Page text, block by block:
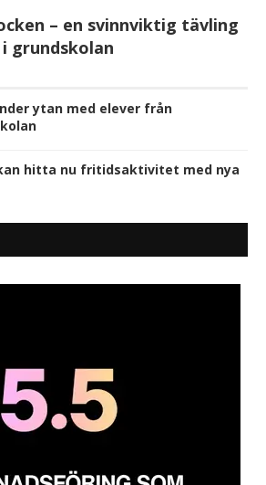
– en svinnviktig tävling
grundskolan
ytan med elever från
hitta nu fritidsaktivitet med nya